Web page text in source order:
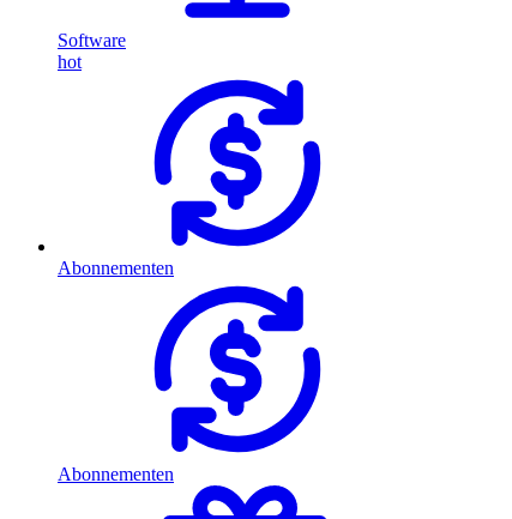
Software
hot
Abonnementen
Abonnementen